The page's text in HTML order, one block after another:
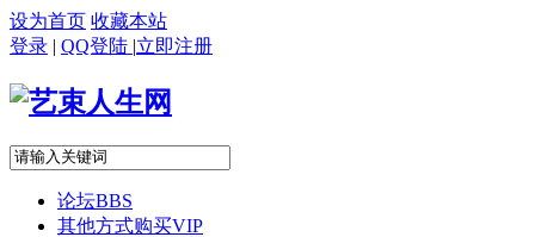
设为首页 收藏本站
登录 | QQ登陆 |立即注册
论坛BBS
其他方式购买VIP